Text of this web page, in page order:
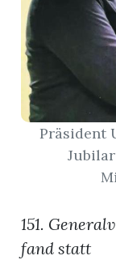
Präsident
151.
fand statt